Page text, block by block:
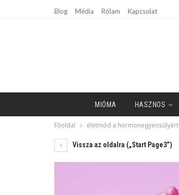
Blog Média Rólam Kapcsolat
MIÓMA HASZNOS
Főoldal életmód a hormonegyensúlyért
Vissza az oldalra („Start Page3”)